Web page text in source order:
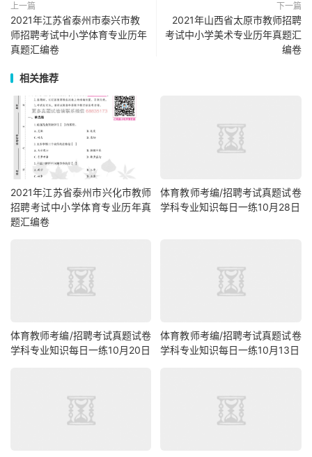
上一篇
2021年江苏省泰州市泰兴市教
师招聘考试中小学体育专业历年
真题汇编卷
下一篇
2021年山西省太原市教师招聘
考试中小学美术专业历年真题汇
编卷
相关推荐
2021年江苏省泰州市兴化市教师
招聘考试中小学体育专业历年真
题汇编卷
体育教师考编/招聘考试真题试卷
学科专业知识每日一练10月28日
体育教师考编/招聘考试真题试卷
学科专业知识每日一练10月20日
体育教师考编/招聘考试真题试卷
学科专业知识每日一练10月13日